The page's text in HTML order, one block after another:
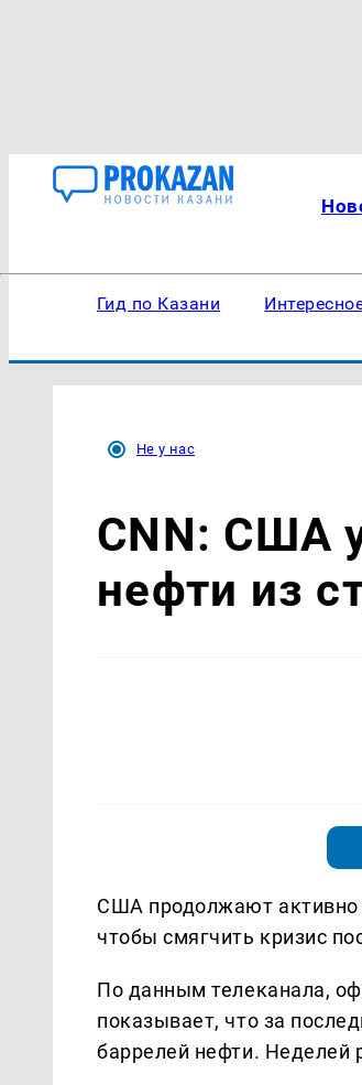
Гид по Казани
Не у нас
CNN: США
нефти из
США продолжают активно
чтобы смягчить кризис
По данным телеканала,
показывает, что за
баррелей нефти. Неделей